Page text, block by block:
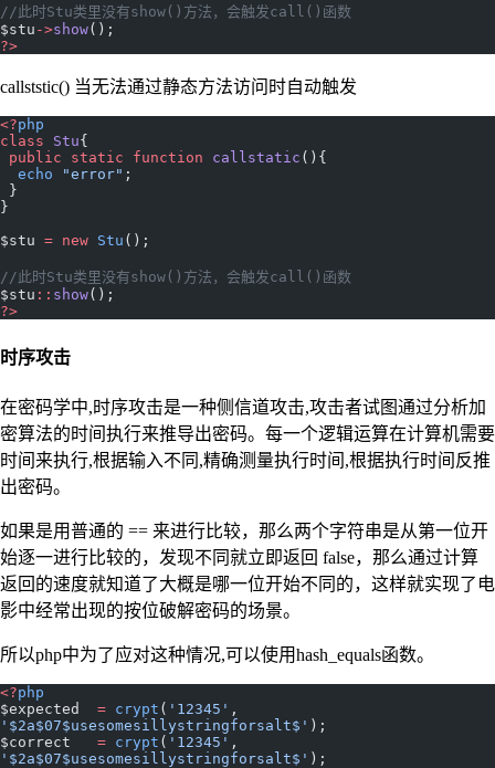
//此时Stu类里没有show()方法，会触发call()函数
$stu ->show();
?>
callststic() 当无法通过静态方法访问时自动触发
<?php
class Stu{
public static function callstatic (){
  echo
"error" ;
}
}
$stu = new Stu ();
//此时Stu类里没有show()方法，会触发call()函数
$stu :: show();
?>
时序攻击
在密码学中,时序攻击是一种侧信道攻击,攻击者试图通过分析加
密算法的时间执行来推导出密码。每一个逻辑运算在计算机需要
时间来执行,根据输入不同,精确测量执行时间,根据执行时间反推
出密码。
如果是用普通的 == 来进行比较，那么两个字符串是从第一位开
始逐一进行比较的，发现不同就立即返回 false，那么通过计算
返回的速度就知道了大概是哪一位开始不同的，这样就实现了电
影中经常出现的按位破解密码的场景。
所以php中为了应对这种情况,可以使用hash_equals函数。
<?php
$expected = crypt ( '12345'
'$2a$07$usesomesillystringforsalt$' );
$correct = crypt ( '12345'
'$2a$07$usesomesillystringforsalt$' );